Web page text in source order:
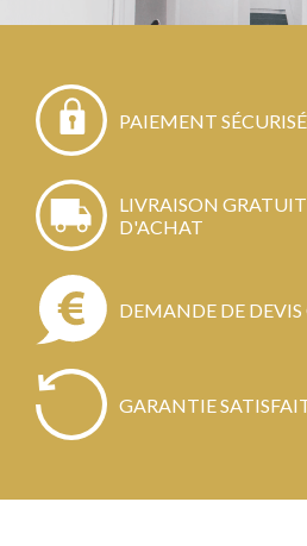
PAIEMENT SÉCURISÉ
LIVRAISON
D'ACHAT
DEMANDE DE
GARANTIE